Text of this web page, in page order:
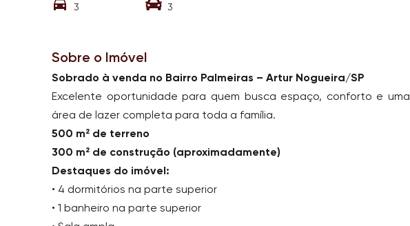
3 3
Sobre o Imóvel
Sobrado à venda no Bairro Palmeiras – Artur Nogueira/SP
Excelente oportunidade para quem busca espaço, conforto e uma
área de lazer completa para toda a família.
500 m² de terreno
300 m² de construção (aproximadamente)
Destaques do imóvel:
• 4 dormitórios na parte superior
• 1 banheiro na parte superior